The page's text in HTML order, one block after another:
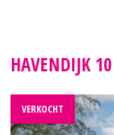
HAVENDIJK
VERKOCHT